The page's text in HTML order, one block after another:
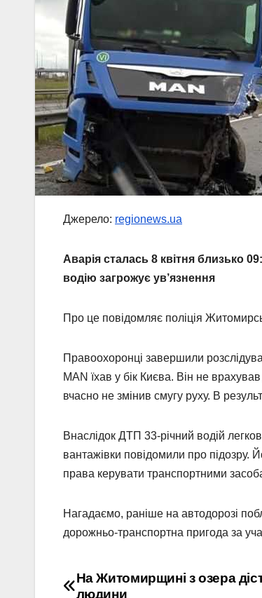
Джерело: regionews.ua
Аварія сталась 8 квітня близько
водію загрожує ув’язнення
Про це повідомляє поліція
Правоохоронці завершили
MAN їхав у бік Києва. Він не
вчасно не змінив смугу руху. В
Внаслідок ДТП 33-річний водій
вантажівки повідомили про підозру.
права керувати транспортними
Нагадаємо, раніше на автодорозі
дорожньо-транспортна пригода за
Навігація
На Житомирщині з озера
людини